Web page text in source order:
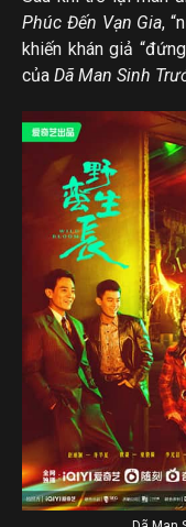
Phúc Đến Vạn Gia,
khiến khán giả
của Dã Man Sinh